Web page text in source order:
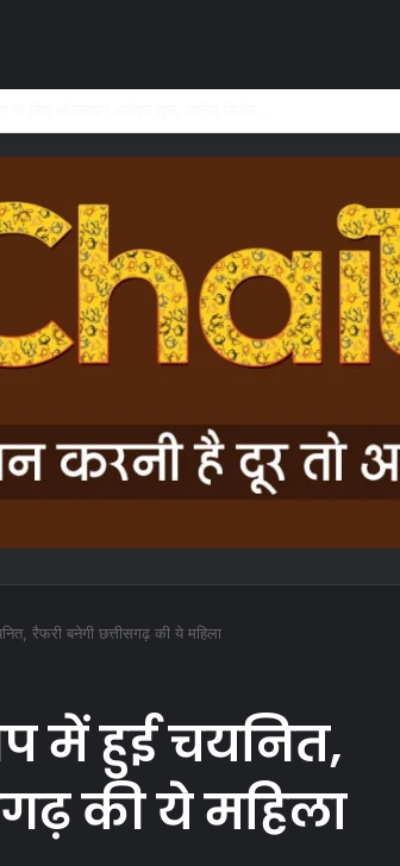
रैफरी बनेगी छत्तीसगढ़ की ये महिला
में हुई चयनित,
की ये महिला